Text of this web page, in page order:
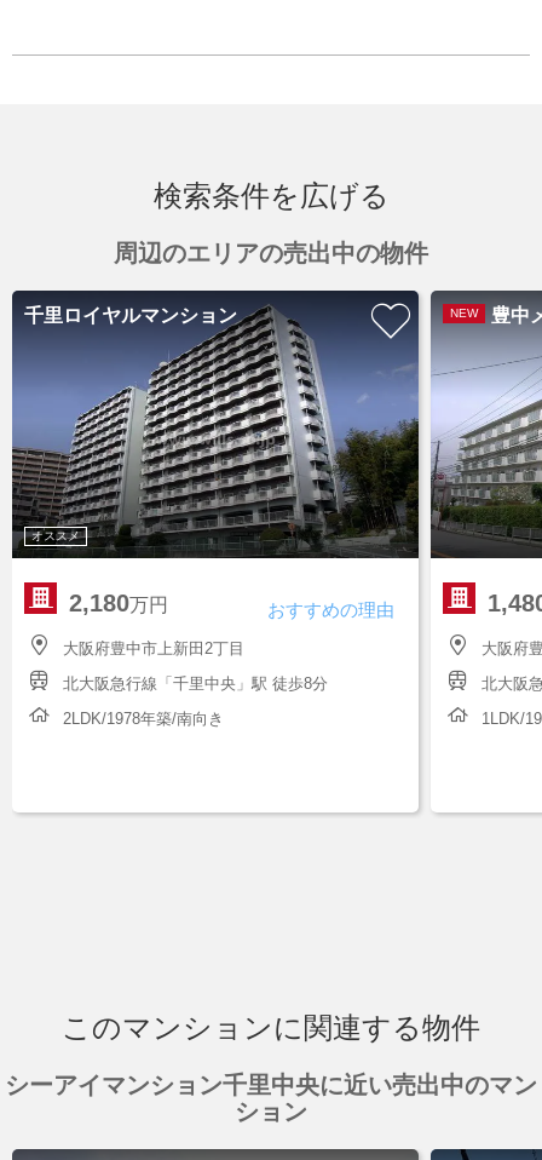
検索条件を広げる
周辺のエリアの売出中の物件
千里ロイヤルマンション
オススメ
2,180万円 おすすめの理由
大阪府豊中市上新田2丁目
北大阪急行線「千里中央」駅 徒歩8分
2LDK/1978年築/南向き
NEW 豊中
大阪府
北大阪
1LDK/
このマンションに関連する物件
シーアイマンション千里中央に近い売出中のマン
ション